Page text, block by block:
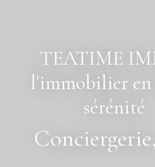
l'immobilier en
sérénité
Conciergerie,
immob|